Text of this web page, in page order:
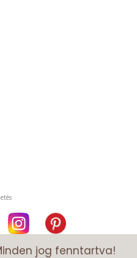
jog fenntartva!